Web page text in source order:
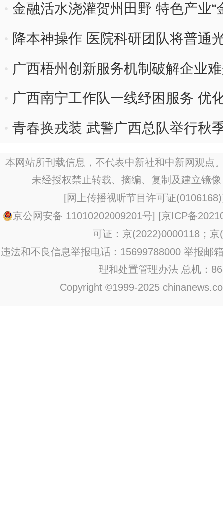
金融活水浇灌贺州田野 特色产业“
降本神操作 医院科研团队将普通
级
广西梧州创新服务机制破解企业
广西南宁工作队一线纾困服务 优
青春换戎装 武警广西总队举行秋
本网站所刊载信息，不代表中新社和中新网观点
未经授权禁止转载、摘编、复制及建立镜
[网上传播视听节目许可证(0106168)
京公网安备 11010202009201号] [京ICP备
可证：京(2022)0000118；京
违法和不良信息举报电话：15699788000 举报邮
理和处置管理办法 总机：
Copyright ©1999-2025